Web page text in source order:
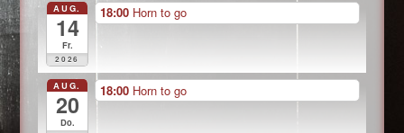
AUG.
14
Fr.
2026
18:00 Horn to go
AUG.
20
Do.
18:00 Horn to go